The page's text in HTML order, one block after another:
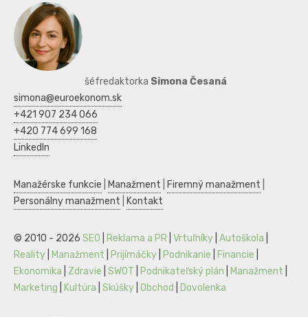
šéfredaktorka Simona Česaná
simona@euroekonom.sk
+421 907 234 066
+420 774 699 168
LinkedIn
Manažérske funkcie Manažment Firemný manažment
Personálny manažment
Kontakt
© 2010 - 2026 SEO Reklama a PR Vrtuľníky Autoškola
Reality
Manažment Prijímáčky Podnikanie Financie
Ekonomika
Zdravie SWOT Podnikateľský plán Manažment
Marketing
Kultúra Skúšky Obchod Dovolenka